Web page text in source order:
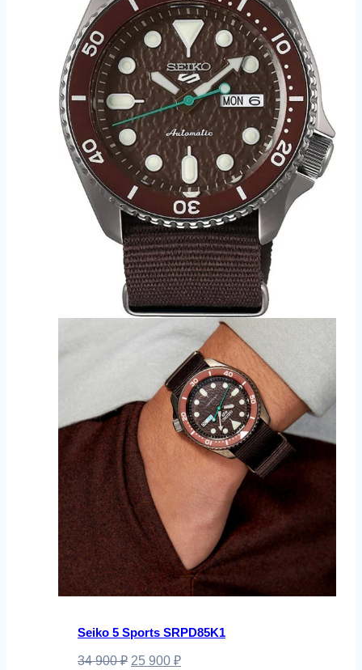
Seiko 5 Sports SRPD85K1
34 900₽ Первоначальная
25 900 ₽Текущая